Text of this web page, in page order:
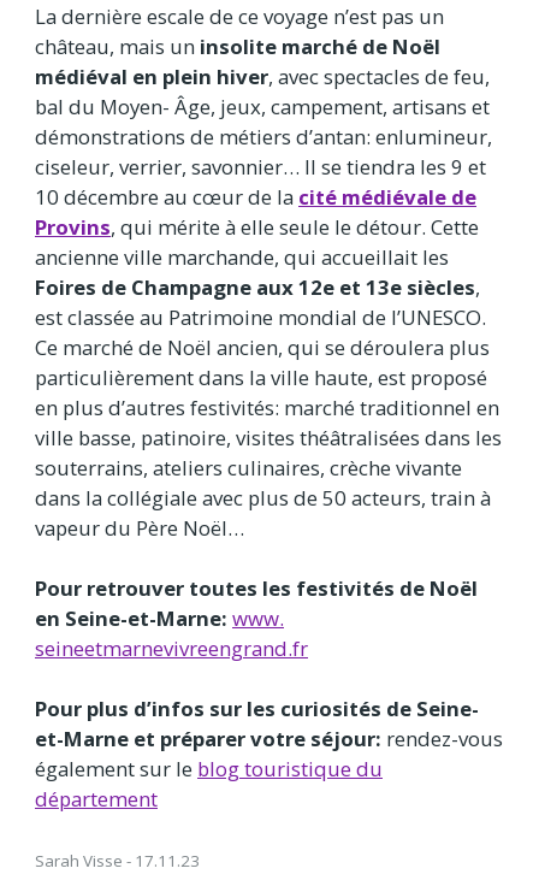
La dernière escale de ce voyage n’est pas un
château, mais un insolite marché de Noël
médiéval en plein hiver, avec spectacles de feu,
bal du Moyen- Âge, jeux, campement, artisans et
démonstrations de métiers d’antan: enlumineur,
ciseleur, verrier, savonnier… Il se tiendra les 9 et
10 décembre au cœur de la cité médiévale de
Provins, qui mérite à elle seule le détour. Cette
ancienne ville marchande, qui accueillait les
Foires de Champagne aux 12e et 13e siècles,
est classée au Patrimoine mondial de l’UNESCO.
Ce marché de Noël ancien, qui se déroulera plus
particulièrement dans la ville haute, est proposé
en plus d’autres festivités: marché traditionnel en
ville basse, patinoire, visites théâtralisées dans les
souterrains, ateliers culinaires, crèche vivante
dans la collégiale avec plus de 50 acteurs, train à
vapeur du Père Noël…
Pour retrouver toutes les festivités de Noël
en Seine-et-Marne: www.
seineetmarnevivreengrand.fr
Pour plus d’infos sur les curiosités de Seine-
et-Marne et préparer votre séjour: rendez-vous
égalementsur le blog touristique du
département
Sarah Visse - 17.11.23